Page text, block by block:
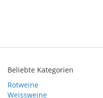
Beliebte Kategorien
Rotweine
Weissweine